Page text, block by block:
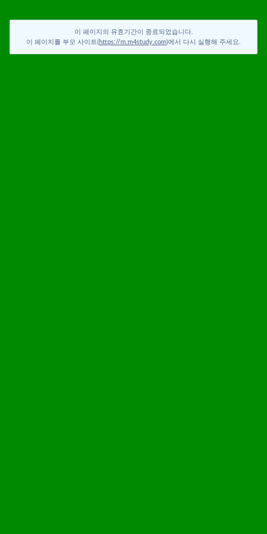
이 페이지의 유효기간이 종료되었습니다.
이 페이지를 부모 사이트(https://m.m4study.com)에서 다시 실행해 주세요.